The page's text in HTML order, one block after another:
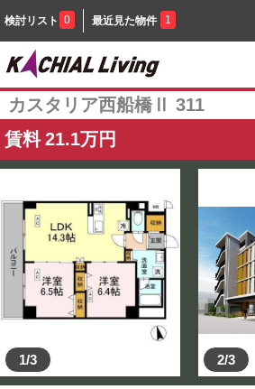
検討リスト 0 最近見た物件 1
カスタリア西船橋Ⅱ 311
賃料 21.1万円
1/3 2/3